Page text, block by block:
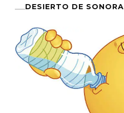
DESIERTO DE SONORA